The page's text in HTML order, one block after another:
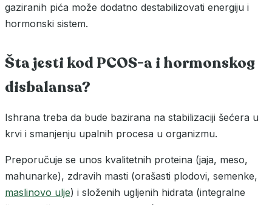
gaziranih pića može dodatno destabilizovati energiju i
hormonski sistem.
Šta jesti kod PCOS-a i hormonskog
disbalansa?
Ishrana treba da bude bazirana na stabilizaciji šećera u
krvi i smanjenju upalnih procesa u organizmu.
Preporučuje se unos kvalitetnih proteina (jaja, meso,
mahunarke), zdravih masti (orašasti plodovi, semenke,
maslinovo ulje) i složenih ugljenih hidrata (integralne